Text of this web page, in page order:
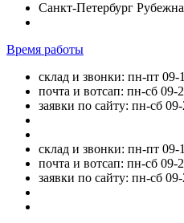
Санкт-Петербург
Время работы
склад и звонки: пн-пт 09-
почта и вотсап: пн-сб 09-
заявки по сайту: пн-сб
склад и звонки: пн-пт 09-
почта и вотсап: пн-сб 09-
заявки по сайту: пн-сб